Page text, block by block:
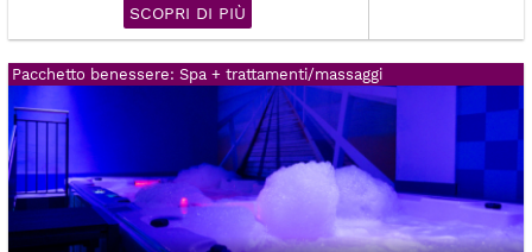
SCOPRI DI PIÙ
Pacchetto benessere: Spa + trattamenti/massaggi